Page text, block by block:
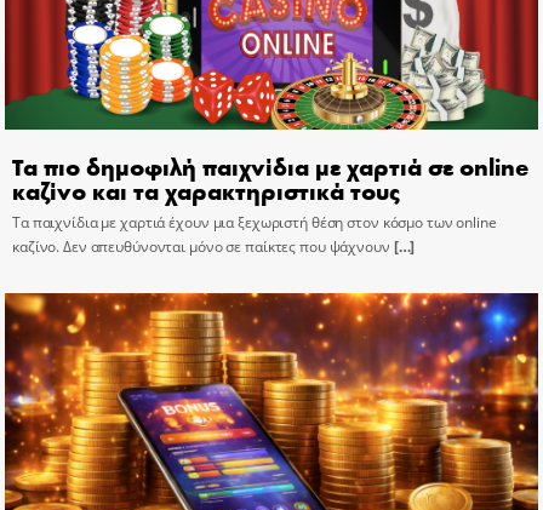
Τα πιο δημοφιλή παιχνίδια με χαρτιά σε online
καζίνο και τα χαρακτηριστικά τους
Τα παιχνίδια με χαρτιά έχουν μια ξεχωριστή θέση στον κόσμο των online
καζίνο. Δεν απευθύνονται μόνο σε παίκτες που ψάχνουν […]